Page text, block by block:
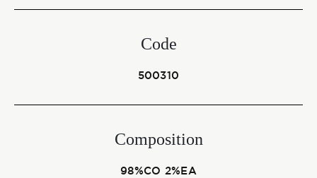
Code
500310
Composition
98%CO 2%EA
Certifications
Start together
NEWS